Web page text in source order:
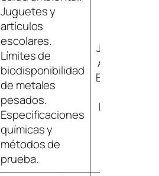
Juguetes y
artículos
escolares.
Límites de
biodisponibilidad
de metales
pesados.
Especificaciones
químicas y
métodos de
prueba.
JUGUETES Y
ARTÍCULOS
ESCOLARES,
DE PRUEBA